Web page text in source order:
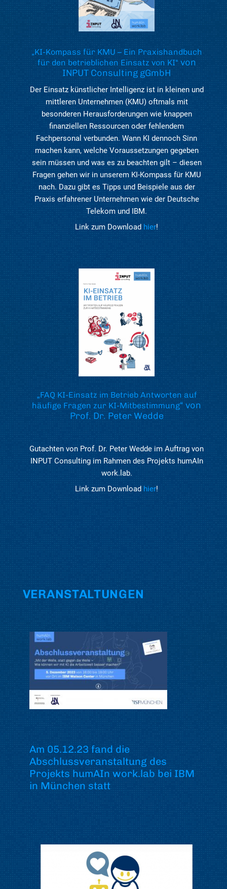
„KI-Kompass für KMU – Ein Praxishandbuch
für den betrieblichen Einsatz von KI“ von
INPUT Consulting gGmbH
Der Einsatz künstlicher Intelligenz ist in kleinen und
mittleren Unternehmen (KMU) oftmals mit
besonderen Herausforderungen wie knappen
finanziellen Ressourcen oder fehlendem
Fachpersonal verbunden. Wann KI dennoch Sinn
machen kann, welche Voraussetzungen gegeben
sein müssen und was es zu beachten gilt – diesen
Fragen gehen wir in unserem KI-Kompass für KMU
nach. Dazu gibt es Tipps und Beispiele aus der
Praxis erfahrener Unternehmen wie der Deutsche
Telekom und IBM.
Link zum Download hier!
„FAQ KI-Einsatz im Betrieb Antworten auf
häufige Fragen zur KI-Mitbestimmung“ von
Prof. Dr. Peter Wedde
Gutachten von Prof. Dr. Peter Wedde im Auftrag von
INPUT Consulting im Rahmen des Projekts humAIn
work.lab.
Link zum Download hier!
VERANSTALTUNGEN
Am 05.12.23 fand die
Abschlussveranstaltung des
Projekts humAIn work.lab bei IBM
in München statt